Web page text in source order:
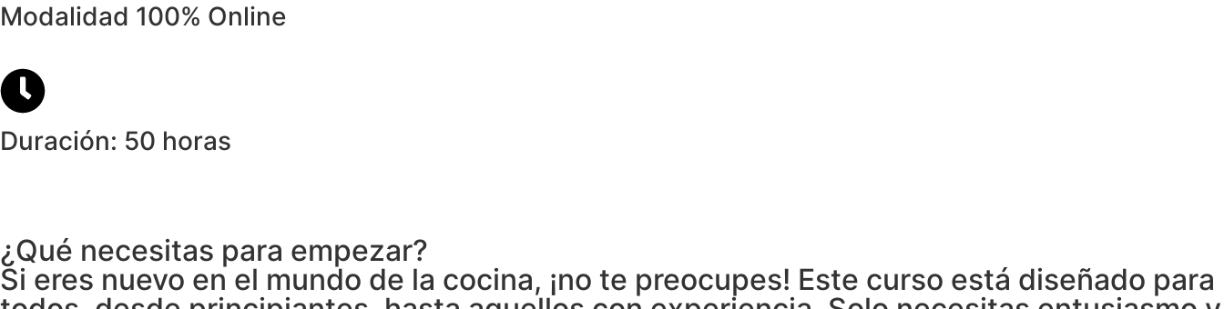
Modalidad 100% Online
Duración: 50 horas
¿Qué necesitas para empezar?
Si eres nuevo en el mundo de la cocina, ¡no te preocupes! Este curso está diseñado para